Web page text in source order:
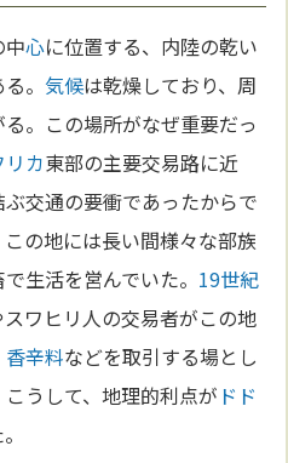
中心に位置する、内陸の乾い
る。気候は乾燥しており、周
。この場所がなぜ重要だっ
カ東部の主要交易路に近
交通の要衝であったからで
の地には長い間様々な部族
生活を営んでいた。 19世紀
ワヒリ人の交易者がこの地
香辛料などを取引する場とし
うして、地理的利点が ドド